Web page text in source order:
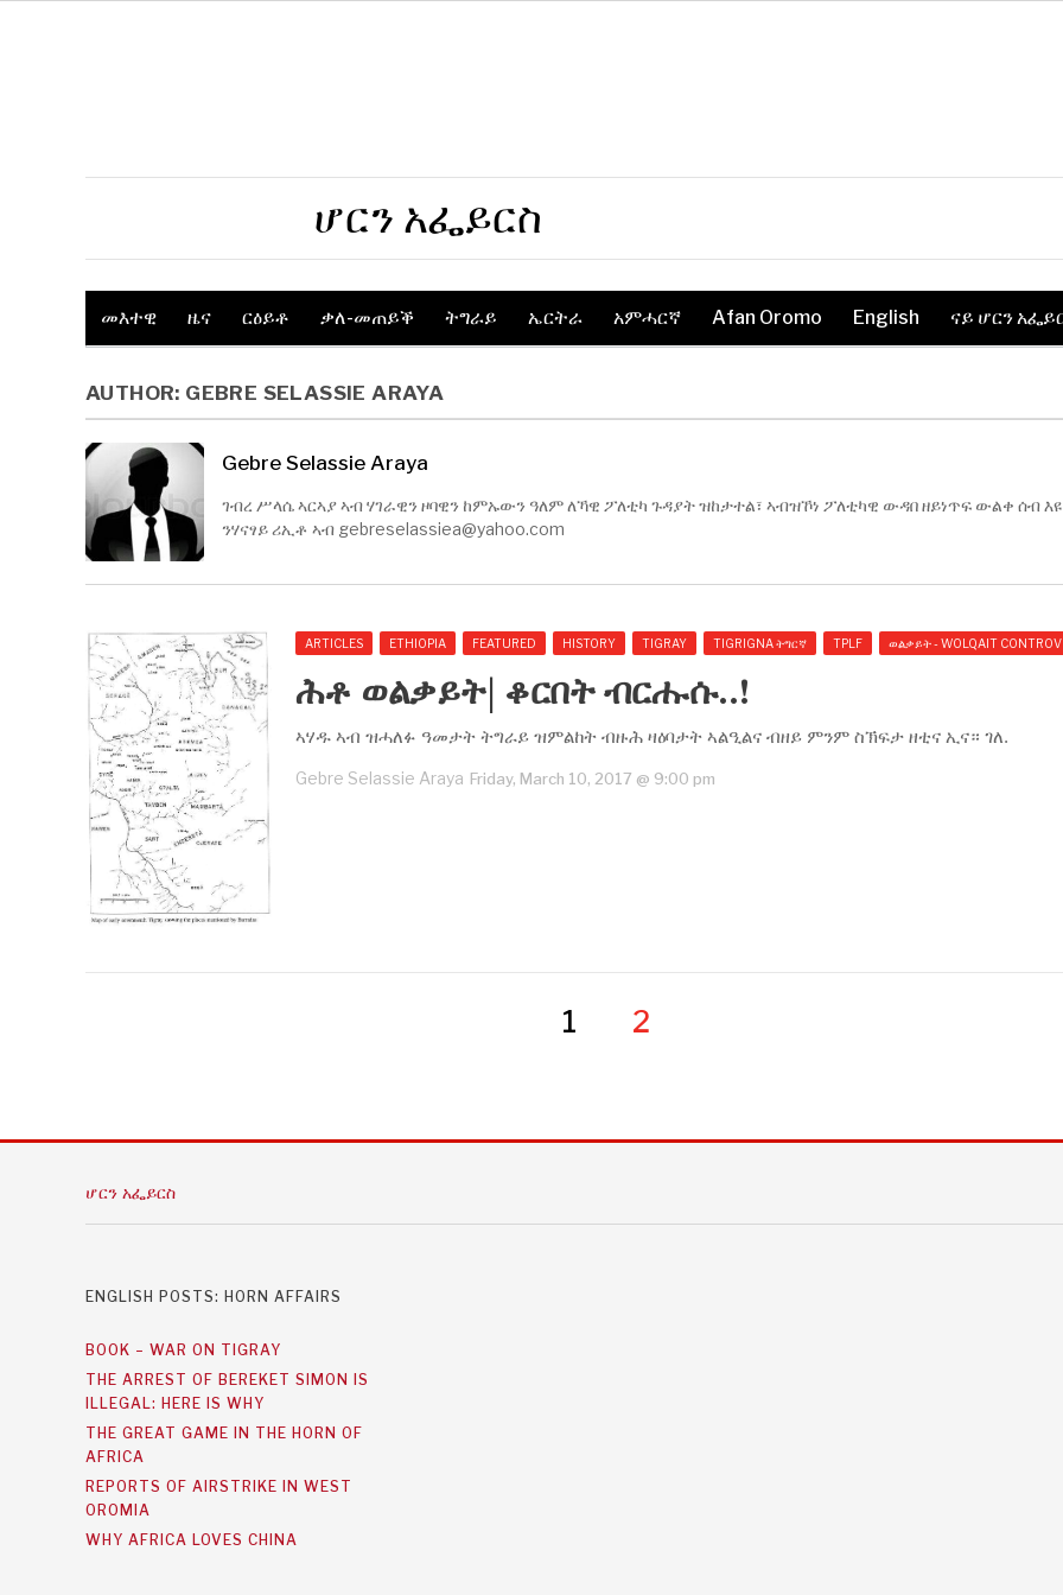
ሆርን አፌይርስ
መእተዊ ዜና ርዕይቶ ቃለ-መጠይቕ ትግራይ ኤርትራ አምሓርኛ Afan Oromo English ናይ ሆርን
AUTHOR: GEBRE SELASSIE ARAYA
Gebre Selassie Araya
ገብረ ሥላሴ ኣርኣያ ኣብ ሃገራዊን ዞባዊን ከምኡውን ዓለም ለኻዊ ፖለቲካ ጉዳያት ዝከታተል፣ ኣብዝኾነ ፖለቲካዊ ውዳበ ዘይነጥፍ ውልቀ ሰብ
ንሃናፃይ ሪኢቶ ኣብ gebreselassiea@yahoo.com
ARTICLES ETHIOPIA FEATURED HISTORY TIGRAY TIGRIGNA ትግርኛ TPLF ወልቃይት - WOLQAIT
ሕቶ ወልቃይት| ቆርበት ብርሑሱ..!
ኣሃዱ ኣብ ዝሓለፉ ዓመታት ትግራይ ዝምልከት ብዙሕ ዛዕባታት ኣልዒልና ብዘይ ምንም ስኽፍታ ዘቲና ኢና። ገለ.
Gebre Selassie Araya Friday, March 10, 2017 @ 9:00 pm
1 2
ሆርን አፌይርስ
ENGLISH POSTS: HORN AFFAIRS
BOOK – WAR ON TIGRAY
THE ARREST OF BEREKET SIMON IS
ILLEGAL: HERE IS WHY
THE GREAT GAME IN THE HORN OF
AFRICA
REPORTS OF AIRSTRIKE IN WEST
OROMIA
WHY AFRICA LOVES CHINA